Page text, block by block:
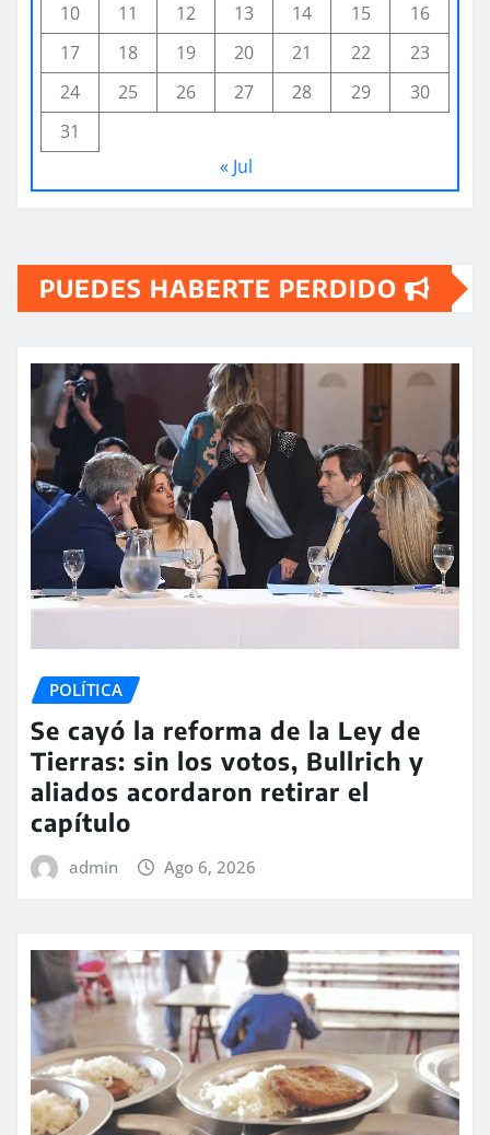
10
11 12 13 14 15
16
17
18 19 20 21 22
23
24
25 26 27 28 29
30
31
« Jul
PUEDES HABERTE PERDIDO
POLÍTICA
Se cayó la reforma de la Ley de
Tierras: sin los votos, Bullrich y
aliados acordaron retirar el
capítulo
admin Ago 6, 2026